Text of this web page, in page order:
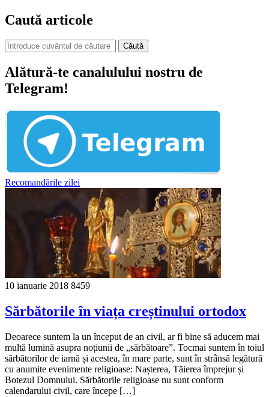
Caută articole
Căută
Alătură-te canalulului nostru de
Telegram!
Recomandările zilei
10 ianuarie 2018 8459
Sărbătorile în viața creștinului ortodox
Deoarece suntem la un început de an civil, ar fi bine să aducem mai
multă lumină asupra noțiunii de „sărbătoare”. Tocmai suntem în toiul
sărbătorilor de iarnă și acestea, în mare parte, sunt în strânsă legătură
cu anumite evenimente religioase: Nașterea, Tăierea împrejur și
Botezul Domnului. Sărbătorile religioase nu sunt conform
calendarului civil, care începe […]